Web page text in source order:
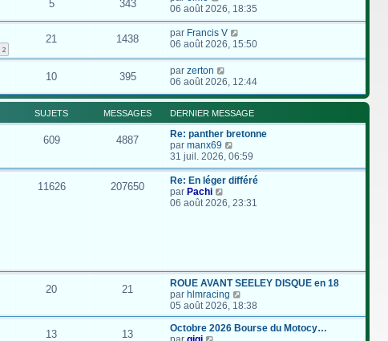
5 343
06 août 2026, 18:35
2
21 1438 par Francis V
06 août 2026, 15:50
10 395 par zerton
06 août 2026, 12:44
SUJETS MESSAGES DERNIER MESSAGE
609 4887
Re: panther bretonne
par manx69
o
n
s
l
e
r
n
e
31 juil. 2026, 06:59
11626 207650
Re: En léger différé
par Pachi
o
e
r
l
e
d
e
06 août 2026, 23:31
20 21
ROUE AVANT SEELEY DISQUE en 18
par hlmracing
o
n
s
05 août 2026, 18:38
13 13
Octobre 2026 Bourse du Motocy…